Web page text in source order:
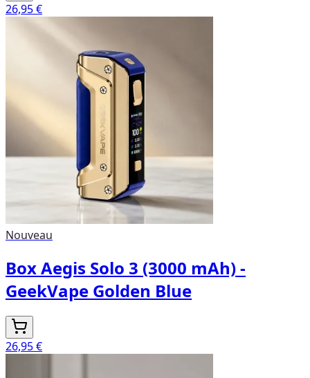
26,95 €
Nouveau
Box Aegis Solo 3 (3000 mAh) -
GeekVape Golden Blue
26,95 €